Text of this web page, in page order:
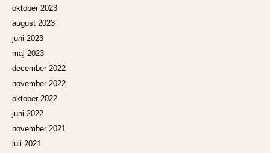
oktober 2023
august 2023
juni 2023
maj 2023
december 2022
november 2022
oktober 2022
juni 2022
november 2021
juli 2021